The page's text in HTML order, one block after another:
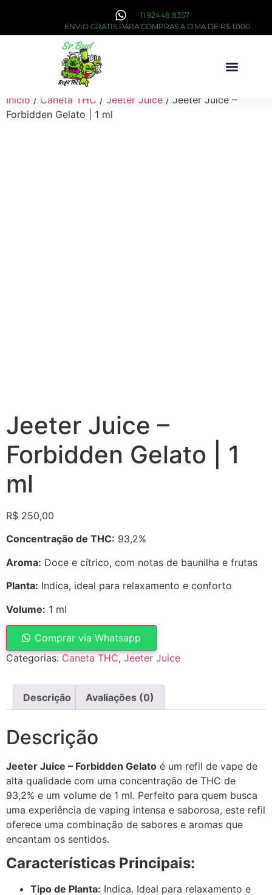
11 92448 8357
ENVIO GRATIS PARA COMPRAS A CIMA DE R$ 1,000
Início / Caneta THC / Jeeter Juice / Jeeter Juice –
Forbidden Gelato | 1 ml
Jeeter Juice –
Forbidden Gelato | 1
ml
R$ 250,00
Concentração de THC: 93,2%
Aroma: Doce e cítrico, com notas de baunilha e frutas
Planta: Indica, ideal para relaxamento e conforto
Volume: 1 ml
Comprar via Whatsapp
Categorias:Caneta THC,Jeeter Juice
Descrição Avaliações (0)
Descrição
Jeeter Juice – Forbidden Gelato é um refil de vape de
alta qualidade com uma concentração de THC de
93,2% e um volume de 1 ml. Perfeito para quem busca
uma experiência de vaping intensa e saborosa, este refil
oferece uma combinação de sabores e aromas que
encantam os sentidos.
Características Principais:
Tipo de Planta: Indica. Ideal para relaxamento e